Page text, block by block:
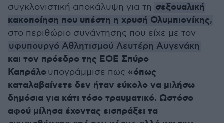
συγκλονιστική αποκάλυψη για τη σεξουαλική
κακοποίηση που υπέστη η χρυσή Ολυμπιονίκης,
στο περιθώριο συνάντησης που είχε με τον
υφυπουργό Αθλητισμού Λευτέρη Αυγενάκη
και τον πρόεδρο της ΕΟΕ Σπύρο
Καπράλουπογράμμισε πως «όπως
καταλαβαίνετε δεν ήταν εύκολο να μιλήσω
δημόσια για κάτι τόσο τραυματικό. Ωστόσο
αφού μίλησα έχοντας εισπράξει τα